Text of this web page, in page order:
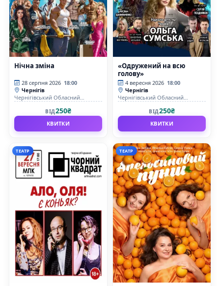
Нічна зміна
28 серпня 2026 18:00
Чернігів
Чернігівський Обласний
музично-драматичний театр ім.
Т.Г. Шевченка
ВІД250₴
КВИТКИ
«Одружений на всю
голову»
4 вересня 2026 18:00
Чернігів
Чернігівський Обласний
музично-драматичний театр ім.
Т.Г. Шевченка
ВІД250₴
КВИТКИ
ТЕАТР ТЕАТР